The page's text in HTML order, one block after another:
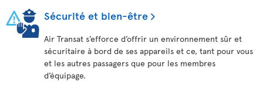
Sécurité et bien-être
Air Transat s’efforce d’offrir un environnement sûr et
sécuritaire à bord de ses appareils et ce, tant pour vous
et les autres passagers que pour les membres
d’équipage.